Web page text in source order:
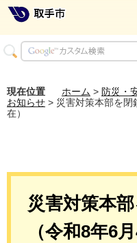
現在位置 ホーム > 防災・
お知らせ > 災害対策本部を閉
在）
災害対策本
（令和8年6